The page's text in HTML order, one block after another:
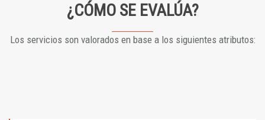
¿CÓMO SE EVALÚA?
Los servicios son valorados en base a los siguientes atributos: